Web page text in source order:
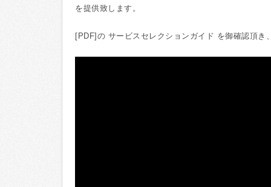
を提供致します。
[PDF]の サービスセレクションガイド を御確認頂き